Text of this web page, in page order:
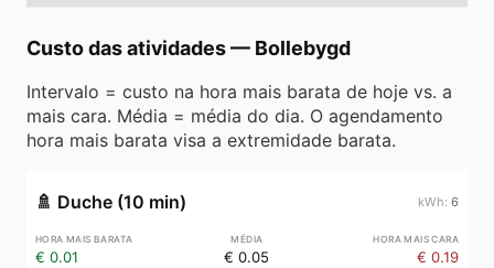
Custo das atividades— Bollebygd
Intervalo = custo na hora mais barata de hoje vs. a
mais cara. Média = média do dia. O agendamento
hora mais barata visa a extremidade barata.
🚿 Duche (10 min) 6
€ 0.01 € 0.05 € 0.19